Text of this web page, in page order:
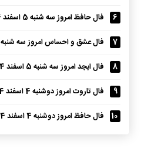
6
فال حافظ امروز سه شنبه 5 اسفند 1404
7
فال عشق و احساس امروز سه شنبه 5 اسفند 1404
8
فال ابجد امروز سه شنبه 5 اسفند 1404؛ رمز آرامش
9
فال تاروت امروز دوشنبه 4 اسفند 1404؛ انرژی های مثبت اسفند
10
فال حافظ امروز دوشنبه 4 اسفند 1404 + تفسیر